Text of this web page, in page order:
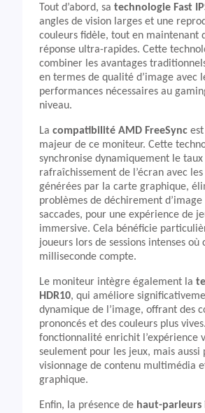
Tout d’abord, sa technologie Fast
angles de vision larges et une
couleurs fidèle, tout en maintenant
réponse ultra-rapides. Cette
combiner les avantages
en termes de qualité d’image avec
performances nécessaires au
niveau.
La compatibilité AMD FreeSync
majeur de ce moniteur. Cette
synchronise dynamiquement le taux
rafraîchissement de l’écran avec
générées par la carte graphique,
problèmes de déchirement
saccades, pour une expérience de
immersive. Cela bénéficie
joueurs lors de sessions intenses où
milliseconde compte.
Le moniteur intègre également la
HDR10, qui améliore
dynamique de l’image, offrant des
prononcés et des couleurs plus
fonctionnalité enrichit l’expérience
seulement pour les jeux, mais aussi
visionnage de contenu multimédia
graphique.
Enfin, la présence de haut-parleurs